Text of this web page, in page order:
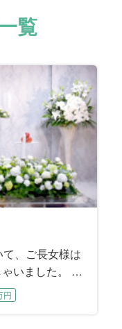
覧
、ご長女様は
いました。 夫
ず家庭を守
るのを見たこ
円
た故人様。 ご逝
に行かれて、そ
た。 故人様のご
ご長男様、ご次
円
15年前に他界さ
にかく明るいご
にとって太陽の
故人様を慕って
円
物のお寿司をつ
るのが楽しみで
できなかった故
なお酒をいっぱ
された故人様。
れていました。
主人様を亡くさ
た大切なご家族
円
た故人様。ご入院
Ｂ会などに積極
の交流を楽しま
ご自分がプレー
円
られた故人様。
とご一緒に数え
。 写真がご趣味
い出のポートレ
〜
師範。 流行歌か
しまれていたそ
をお手伝いさせて
ました。 施主を
円
ていた故人様。
ルで出逢いご結
洒落をしてご長
ランチやティー
円
知られていた故
や弱い者いじめ
の競馬ファンで
したときは家族
〜
いう若さで旅立た
主を務めるご長
た。 ご兄弟の絆
会できなかった
円
の障害をきっか
つくるために人
顧みることはな
は、一人でも多
〜
内はもとより広
ンスを披露され
躍する美術家を
れました。 喪主
円
クセサリーの装
た故人様。ご夫
でも四六時中ご
愛のご主人様は
円
まれの京都育ち
守ってきた京都
京都一筋で生き
しっかり者だっ
〜
トを遺されてい
喪主を務める奥
ただいているご
たかたちで進め
生涯に幕を閉じら
をはじめとする
生き抜いてこら
に送り出してあ
円
風景を眺めるの
務めるご主人様
めていらしたそ
って植物は子供
円
元のママさんバ
くバレーボール
練習や試合を通
元気だった頃に
円
で旅立たれまし
故人様は、病臥
いたそうです。
た朝方、綺麗な
円
は、大正、昭
歳でお旅立にな
族のために懸命
送るために、お
円
様。 それでも単
に家族一緒とい
。 ご趣味の釣り
人様の故郷でも
円
て
された故人様。
クやJazzなど幅
ックを披露して
もう一度感じて
円
ていた故人様。
した。 経営者と
球、麻雀、スキ
ら好奇心旺盛で
〜
人様。 お酒も煙
人様のご趣味は
ルーバード、ハ
フェアレディZ、
円
様の悲しみはと
人様が魂となっ
族様と一緒に考
儀となるように
円
された故人様。
から始めた水泳
年、よくお聴き
く、ソウル界の
婦で日本全国を
て四季折々の景
庭の手入れを欠
れたクレマチス
円
ご主人様のお別
で、この度もむ
お母様とお父様
婦だったそうで
った故人様。 シ
儀になるようお
郷は北海道美瑛
かな地として知
ロケ地にもなっ
妹は、「もう一
円
た。 入院中もし
せることはほぼ
わせから当日の
お嬢様が話し合
ら、「会社を55
」とおっしゃっ
手精密機器メー
歳でご逝去され
関西を離れ、東
しになられた故
ーンには、しっ
家族様の想いを
とは最近、コロ
が、ご家族との
た方でした。 こ
振り返るご葬儀
円
いさせていただ
突然のご逝去で
施主は奥様が務
様もリモートで
円
悲しみは深く、
合うことが本当
主人様から奥様
家族だけの葬儀
円
迎えられた故人
通グループにお
、故人様はご家
人のお孫様にも
円
たれた故人様。
たび、きっと母
人の娘様はおっ
びに、大好きな
円